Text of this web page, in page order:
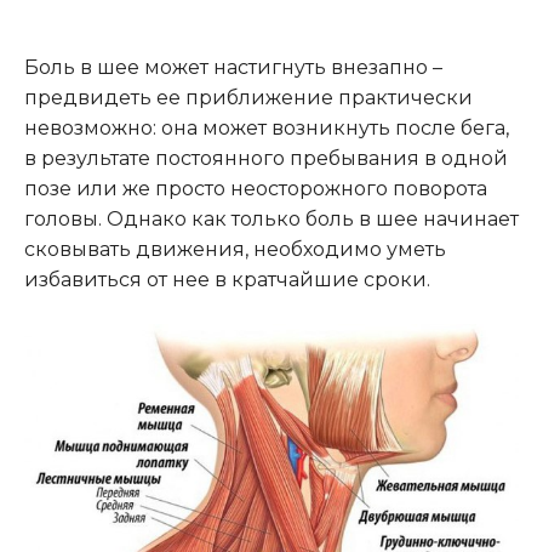
Боль в шее может настигнуть внезапно –
предвидеть ее приближение практически
невозможно: она может возникнуть после бега,
в результате постоянного пребывания в одной
позе или же просто неосторожного поворота
головы. Однако как только боль в шее начинает
сковывать движения, необходимо уметь
избавиться от нее в кратчайшие сроки.